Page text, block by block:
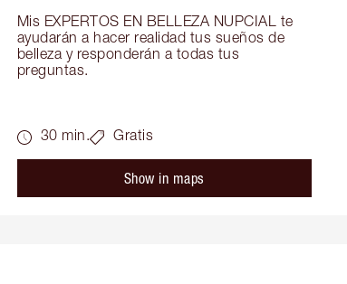
Mis EXPERTOS EN BELLEZA NUPCIAL te
ayudarán a hacer realidad tus sueños de
belleza y responderán a todas tus
preguntas.
30 min. Gratis
Show in maps